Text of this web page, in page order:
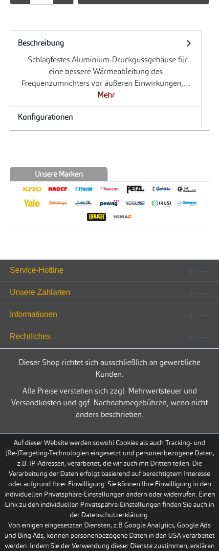
Beschreibung
Schlagfestes Aluminium-Druckgussgehäuse für
eine bessere Wärmeableitung des
Frequenzumrichters vor äußeren Einwirkungen,…
Mehr
Konfigurationen
Unsere Marken
Service-Hotline
Unsere Zahlarten
Informationen
Rechtliches
Dieser Shop richtet sich ausschließlich an gewerbliche
Kunden.
Alle Preise verstehen sich zzgl. Mehrwertsteuer und
Versandkosten und ggf. Nachnahmegebühren, wenn nicht
anders beschrieben.
Auf dieser Website werden sowohl Cookies als auch Tracking- und
(Re-)Targeting-Technologien eingesetzt und personenbezogene Daten,
z.B. IP-Adressen, verarbeitet, die wir auch mit Dritten teilen. Die
Verarbeitung der Daten erfolgt basierend auf berechtigtem Interesse
oder aufgrund Ihrer Einwilligung. Sie können Ihre Einwilligung in den
individuellen Privatsphäre-Einstellungen ändern oder widerrufen. Einen
Link zu den individuellen Privatspähre-Einstellungen finden Sie auch in
der Datenschutzerklärung.
Von einigen eingesetzten Diensten, z.B Google Analytics, Google Ads
und Bing Ads, können personenbezogene Daten in den USA verarbeitet
werden. Indem Sie der Verwendung dieser Dienste zustimmen, erklären